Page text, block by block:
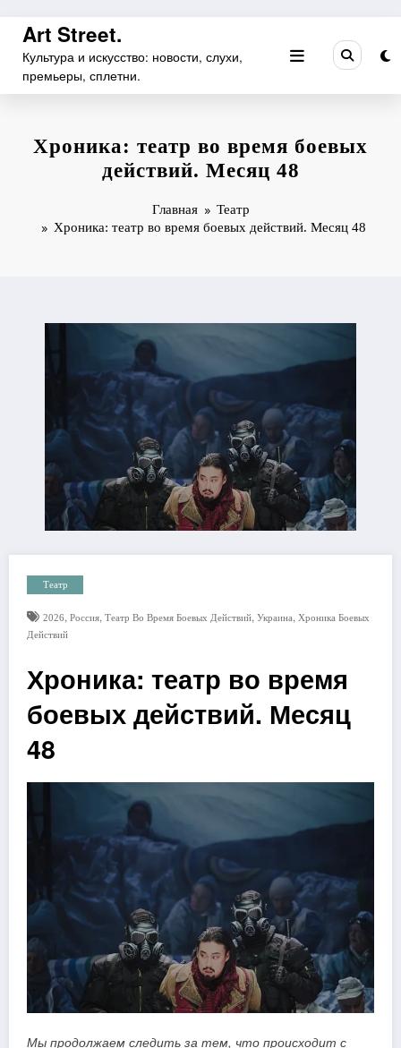
Перейти
содержимому
Art Street.
Культура и искусство: новости, слухи,
премьеры, сплетни.
Хроника: театр во время боевых
действий. Месяц 48
Главная
Театр
Хроника: театр во время боевых действий. Месяц 48
Театр
2026, Россия, Театр Во Время Боевых Действий, Украина, Хроника Боевых
Действий
Хроника: театр во время
боевых действий. Месяц
48
Мы продолжаем следить за тем, что происходит с